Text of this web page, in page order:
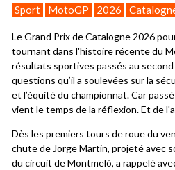
Sport MotoGP 2026
Le Grand Prix de Catalogne 2026
tournant dans l'histoire récente du
résultats sportives passés au second
questions qu’il a soulevées sur la
et l’équité du championnat. Car
vient le temps de la réflexion. Et de
Dès les premiers tours de roue du
chute de Jorge Martin, projeté avec
du circuit de Montmeló, a rappelé